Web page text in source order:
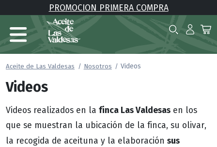
PROMOCION PRIMERA COMPRA
Aceite de Las Valdesas Nosotros Videos
Videos
Videos realizados en la finca Las Valdesas en los
que se muestran la ubicación de la finca, su olivar,
la recogida de aceituna y la elaboración sus